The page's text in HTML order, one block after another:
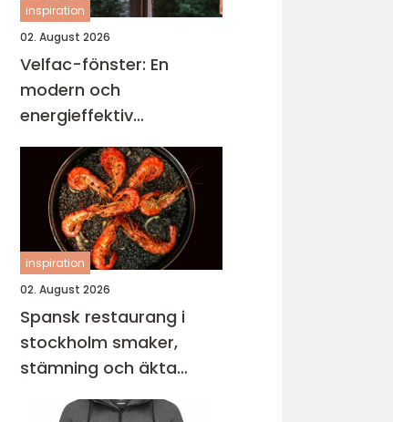
inspiration
02. August 2026
Velfac-fönster: En
modern och
energieffektiv
fönsterlösning
inspiration
02. August 2026
Spansk restaurang i
stockholm smaker,
stämning och äkta
gemenskap